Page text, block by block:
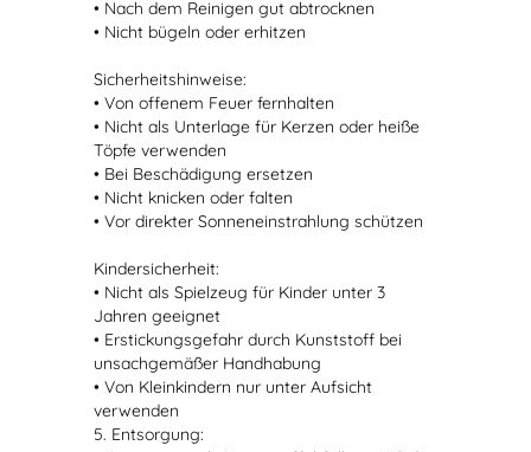
• Nach dem Reinigen gut abtrocknen
• Nicht bügeln oder erhitzen
Sicherheitshinweise:
• Von offenem Feuer fernhalten
• Nicht als Unterlage für Kerzen oder heiße
Töpfe verwenden
• Bei Beschädigung ersetzen
• Nicht knicken oder falten
• Vor direkter Sonneneinstrahlung schützen
Kindersicherheit:
• Nicht als Spielzeug für Kinder unter 3
Jahren geeignet
• Erstickungsgefahr durch Kunststoff bei
unsachgemäßer Handhabung
• Von Kleinkindern nur unter Aufsicht
verwenden
5. Entsorgung: